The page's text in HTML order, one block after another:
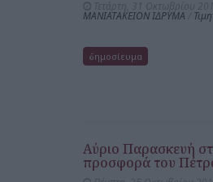
ΜΑΝΙΑΤΑΚΕΙΟΝ ΙΔΡΥΜΑ
δημοσίευμα
Αύριο Παρασκευή
προσφορά του